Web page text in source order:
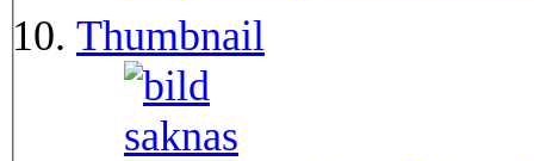
Thumbnail